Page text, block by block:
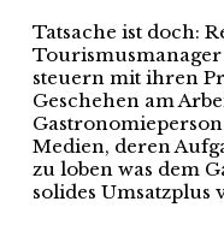
Tatsache ist doch:
steuern mit ihren
Geschehen am
Medien, deren
zu loben was dem
solides Umsatzplus